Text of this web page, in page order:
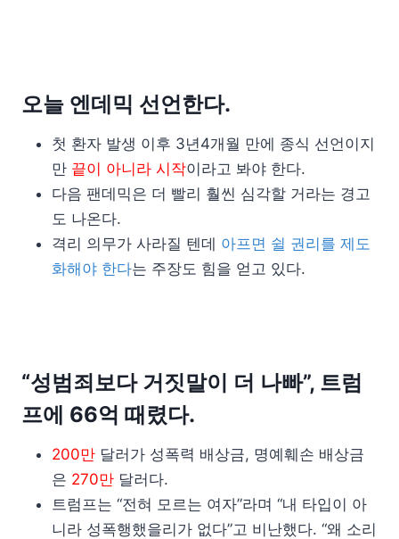
오늘 엔데믹 선언한다.
첫 환자 발생 이후 3년4개월 만에 종식 선언이지
만 끝이 아니라 시작이라고 봐야 한다.
다음 팬데믹은 더 빨리 훨씬 심각할 거라는 경고
도 나온다.
격리 의무가 사라질 텐데 아프면 쉴 권리를 제도
화해야 한다는 주장도 힘을 얻고 있다.
“성범죄보다 거짓말이 더 나빠”, 트럼
프에 66억 때렸다.
200만 달러가 성폭력 배상금, 명예훼손 배상금
은 270만 달러다.
트럼프는 “전혀 모르는 여자”라며 “내 타입이 아
니라 성폭행했을리가 없다”고 비난했다. “왜 소리